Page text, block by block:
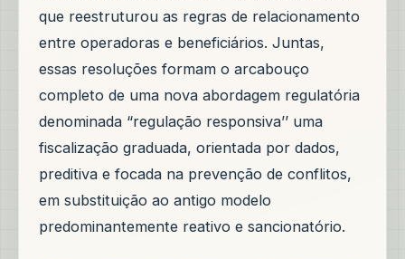
que reestruturou as regras de relacionamento
entre operadoras e beneficiários. Juntas,
essas resoluções formam o arcabouço
completo de uma nova abordagem regulatória
denominada “regulação responsiva’’ uma
fiscalização graduada, orientada por dados,
preditiva e focada na prevenção de conflitos,
em substituição ao antigo modelo
predominantemente reativo e sancionatório.